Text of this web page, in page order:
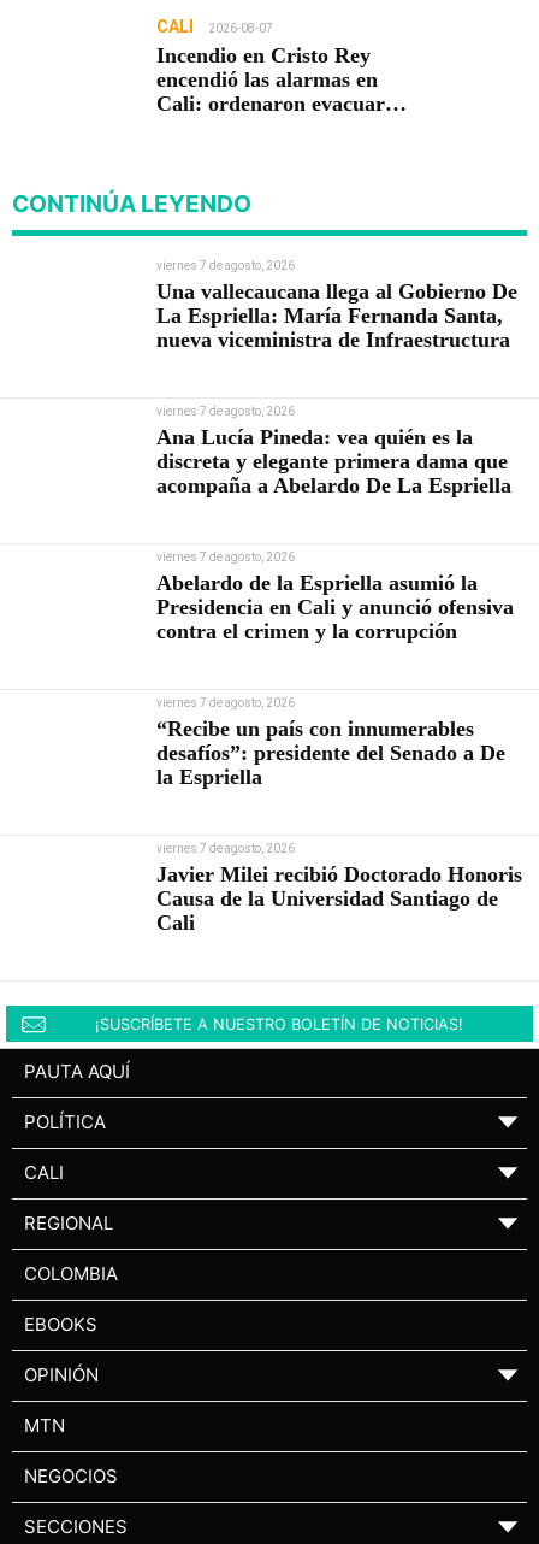
CALI 2026-08-07
Incendio en Cristo Rey
encendió las alarmas en
Cali: ordenaron evacuar
CONTINÚA LEYENDO
viernes 7 de agosto, 2026
Una vallecaucana llega al Gobierno De
La Espriella: María Fernanda Santa,
nueva viceministra de Infraestructura
viernes 7 de agosto, 2026
Ana Lucía Pineda: vea quién es la
discreta y elegante primera dama que
acompaña a Abelardo De La Espriella
viernes 7 de agosto, 2026
Abelardo de la Espriella asumió la
Presidencia en Cali y anunció ofensiva
contra el crimen y la corrupción
viernes 7 de agosto, 2026
“Recibe un país con innumerables
desafíos”: presidente del Senado a De
la Espriella
viernes 7 de agosto, 2026
Javier Milei recibió Doctorado Honoris
Causa de la Universidad Santiago de
Cali
¡SUSCRÍBETE A NUESTRO BOLETÍN DE NOTICIAS!
PAUTA AQUÍ
POLÍTICA ▼
CALI ▼
REGIONAL ▼
COLOMBIA
EBOOKS
OPINIÓN ▼
MTN
NEGOCIOS
SECCIONES ▼